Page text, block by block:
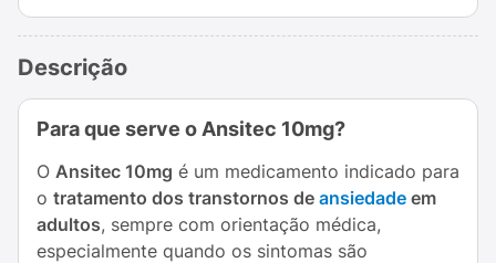
Descrição
Para que serve o Ansitec 10mg?
O Ansitec 10mg é um medicamento indicado para
o tratamento dos transtornos de ansiedade em
adultos, sempre com orientação médica,
especialmente quando os sintomas são